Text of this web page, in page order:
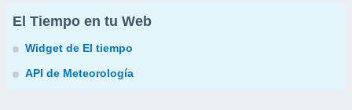
El Tiempo en tu Web
Widget de El tiempo
API de Meteorología